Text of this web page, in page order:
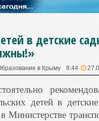
в детские
в Крыму 8:44
детей в
Министерстве